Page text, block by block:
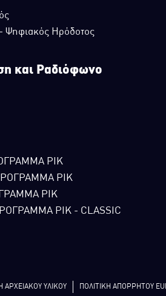
Ψηφιακός Ηρόδοτος
και Ραδιόφωνο
ΡΙΚ
ΡΙΚ
ΡΙΚ
ΡΙΚ - CLASSIC
ΑΡΧΕΙΑΚΟΥ ΥΛΙΚΟΥ ΠΟΛΙΤΙΚΗ ΑΠΟΡΡΗΤΟΥ